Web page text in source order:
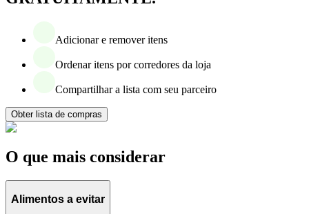
Adicionar e remover itens
Ordenar itens por corredores da loja
Compartilhar a lista com seu parceiro
Obter lista de compras
O que mais considerar
Alimentos a evitar